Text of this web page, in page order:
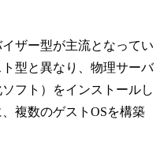
ザー型が主流となってい
型と異なり、物理サーバ
フト）をインストールし
複数のゲストOSを構築